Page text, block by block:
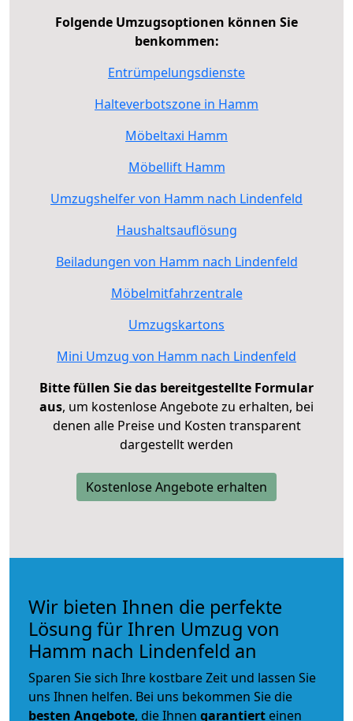
Folgende Umzugsoptionen können Sie
benkommen:
Entrümpelungsdienste
Halteverbotszone in Hamm
Möbeltaxi Hamm
Möbellift Hamm
Umzugshelfer von Hamm nach Lindenfeld
Haushaltsauflösung
Beiladungen von Hamm nach Lindenfeld
Möbelmitfahrzentrale
Umzugskartons
Mini Umzug von Hamm nach Lindenfeld
Bitte füllen Sie das bereitgestellte Formular
aus, um kostenlose Angebote zu erhalten, bei
denen alle Preise und Kosten transparent
dargestellt werden
Kostenlose Angebote erhalten
Wir bieten Ihnen die perfekte
Lösung für Ihren Umzug von
Hamm nach Lindenfeld an
Sparen Sie sich Ihre kostbare Zeit und lassen Sie
uns Ihnen helfen. Bei uns bekommen Sie die
besten Angebote, die Ihnen garantiert einen